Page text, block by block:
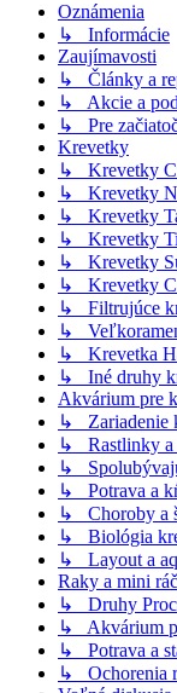
Oznámenia
↳ Informácie
Zaujímavosti
↳ Články a
↳ Akcie a
↳ Pre
Krevetky
↳ Krevetky
↳ Krevetky
↳ Krevetky
↳ Krevetky
↳ Krevetky
↳ Krevetky
↳ Filtrujúce
↳
↳ Krevetka
↳ Iné druhy
Akvárium pre
↳ Zariadenie
↳ Rastlinky a
↳
↳ Potrava a
↳ Choroby a
↳ Biológia
↳ Layout a
Raky a mini
↳ Druhy
↳ Akvárium
↳ Potrava a
↳ Ochorenia